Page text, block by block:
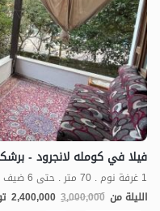
فيلا في كومله لانجرود -
1 غرفة نوم . 70 متر . حتى 6 ضيف
الليلة من 3,000,000
2,400,000